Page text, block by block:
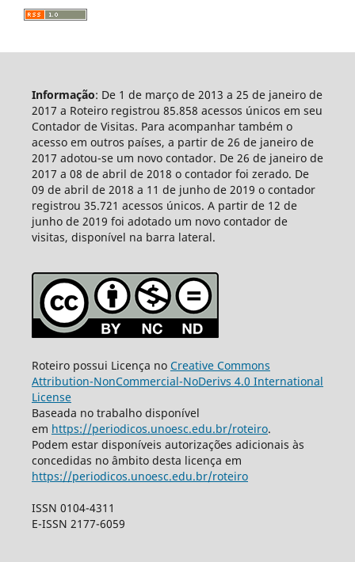
Informação: De 1 de março de 2013 a 25 de janeiro de
2017 a Roteiro registrou 85.858 acessos únicos em seu
Contador de Visitas. Para acompanhar também o
acesso em outros países, a partir de 26 de janeiro de
2017 adotou-se um novo contador. De 26 de janeiro de
2017 a 08 de abril de 2018 o contador foi zerado. De
09 de abril de 2018 a 11 de junho de 2019 o contador
registrou 35.721 acessos únicos. A partir de 12 de
junho de 2019 foi adotado um novo contador de
visitas, disponível na barra lateral.
Roteiro possui Licença no Creative Commons
Attribution-NonCommercial-NoDerivs 4.0 International
License
Baseada no trabalho disponível
em https://periodicos.unoesc.edu.br/roteiro.
Podem estar disponíveis autorizações adicionais às
concedidas no âmbito desta licença em
https://periodicos.unoesc.edu.br/roteiro
ISSN 0104-4311
E-ISSN 2177-6059